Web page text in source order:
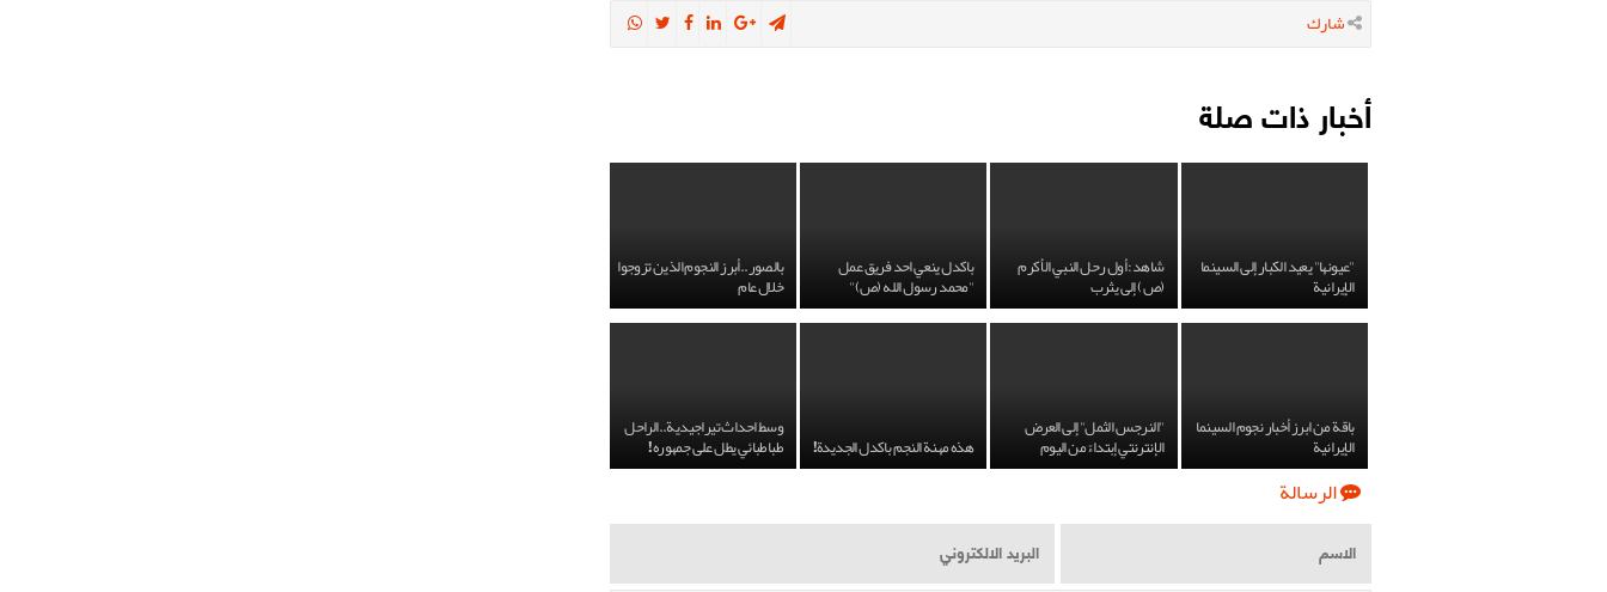
شارك
أخبار ذات صلة
"عيونها" يعيد الكبار إلى السينما
الإيرانية
شاهد: أول رحل النبي الأكرم
(ص) إلى يثرب
باكدل ينعي احد فريق عمل
"محمد رسول الله (ص)"
بالصور..أبرز النجوم الذين تزوجوا
خلال عام
باقة من ابرز أخبار نجوم السينما
الإيرانية
"النرجس الثمل" إلى العرض
الإنترنتي إبتداءً من اليوم هذه مهنة النجم باكدل الجديدة!
وسط احداث تيراجيدية..الراحل
طباطبائي يطل على جمهوره!
الرسالة